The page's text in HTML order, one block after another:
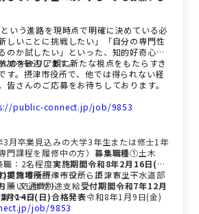
いう進路を現時点で明確に決めている必
しいことに挑戦したい」「自分の専門性
のか試したい」といった、知的好奇心や
加を歓迎します。
のキャリア観に新たな視点をもたらすき
す。摂津市役所で、他では得られない経
皆さんのご応募をお待ちしております。
public-connect.jp/job/9853
3月卒業見込みの大学3年生または修士1年
課程を履修中の方） 募集職種①土木
：2名程度実施期間令和8年2月16日(月)
)実施場所摂津市役所、摂津市上下水道部
＋ 交通費別途支給受付期間令和7年12月
月14日(日)合格発表令和8年1月9日(金)
摂津市役所ページからエントリー
願いします）
ページ
job/9853